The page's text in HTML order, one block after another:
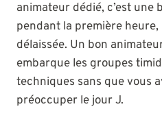
animateur dédié, c’est une
pendant la première
délaissée. Un bon
embarque les groupes
techniques sans que vous
préoccuper le jour J.